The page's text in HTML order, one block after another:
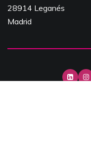
28914 Leganés
Madrid